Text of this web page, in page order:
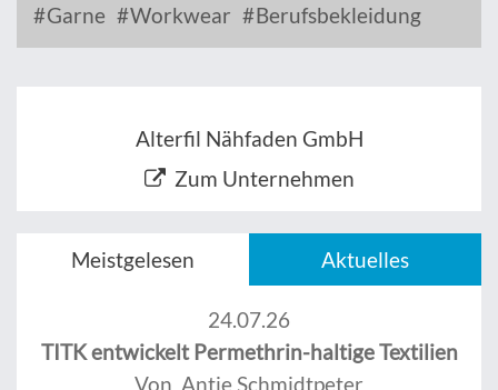
Garne
Workwear Berufsbekleidung
Alterfil Nähfaden GmbH
Zum Unternehmen
Meistgelesen Aktuelles
24.07.26
TITK entwickelt Permethrin-haltige Textilien
Von Antje Schmidtpeter